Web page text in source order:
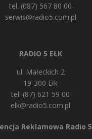
tel. (087) 567 80 00
serwis@radio5.com.pl
RADIO 5 EŁK
ul. Małeckich 2
19-300 Ełk
tel. (87) 621 59 00
elk@radio5.com.pl
Reklamowa Radio 5